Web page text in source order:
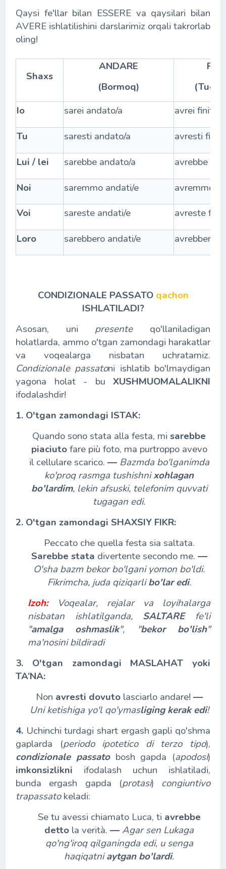
Qaysi fe'llar bilan ESSERE va qaysilari bilan
AVERE ishlatilishini darslarimiz orqali takrorlab
oling!
Shaxs
ANDARE
(Bormoq)
Io
sarei andato/a
avrei finito
Tu
saresti andato/a
avresti finito
Lui / lei
sarebbe andato/a
avrebbe
Noi
saremmo andati/e
avremmo
Voi
sareste andati/e
avreste
Loro
sarebbero andati/e avrebbero
CONDIZIONALE PASSATO qachon
ISHLATILADI?
Asosan, uni presenteqo'llaniladigan
holatlarda, ammo o'tgan zamondagi harakatlar
va voqealarga nisbatan uchratamiz.
Condizionale passatoni ishlatib bo'lmaydigan
yagona holat - bu XUSHMUOMALALIKNI
ifodalashdir!
1. O'tgan zamondagi ISTAK:
Quando sono stata alla festa, mi sarebbe
piaciutofare più foto, ma purtroppo avevo
il cellulare scarico. ― Bazmda bo'lganimda
ko'proq rasmga tushishnixohlagan
bo'lardim, lekin afsuski, telefonim quvvati
tugagan edi.
2. O'tgan zamondagi SHAXSIY FIKR:
Peccato che quella festa sia saltata.
Sarebbe stata divertente secondo me. ―
O'sha bazm bekor bo'lgani yomon bo'ldi.
Fikrimcha, juda qiziqarlibo'lar edi.
Izoh:
Voqealar, rejalar va loyihalarga
nisbatan ishlatilganda, SALTAREfe'li
"amalga oshmaslik", "bekor bo'lish"
ma'nosini bildiradi
3. O'tgan zamondagi MASLAHAT yoki
TA’NA:
Non avresti dovutolasciarlo andare! ―
Uni ketishiga yo'l qo'ymasliging kerak edi!
4. Uchinchi turdagi shart ergash gapli qo'shma
gaplarda (periodo ipotetico di terzo tipo),
condizionale passatobosh gapda (apodosi)
imkonsizlikni ifodalash uchun ishlatiladi,
bunda ergash gapda (protasi) congiuntivo
trapassatokeladi:
Se tu avessi chiamato Luca, ti avrebbe
detto la verità. ―Agar sen Lukaga
qo'ng'iroq qilganingda edi, u senga
haqiqatniaytgan bo'lardi.